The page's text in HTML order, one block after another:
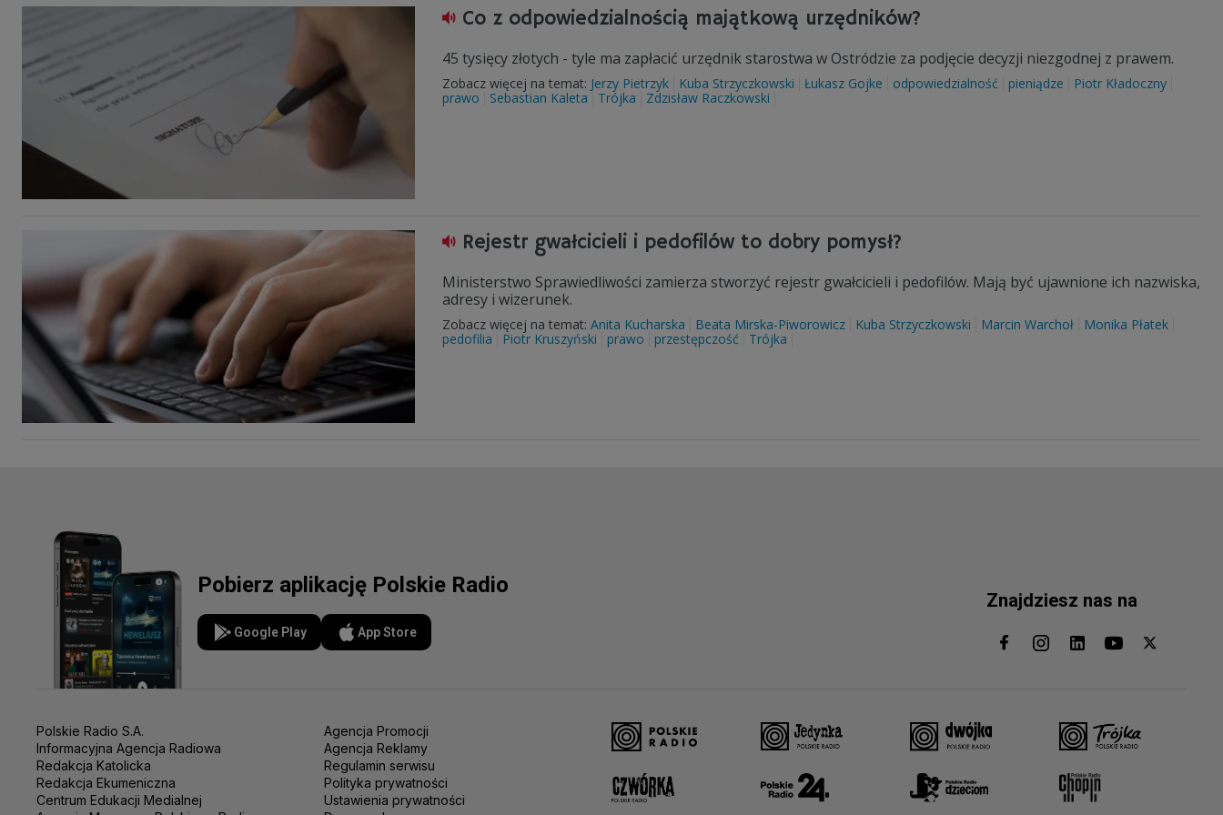
Co z odpowiedzialnością majątkową urzędników?
45 tysięcy złotych - tyle ma zapłacić urzędnik starostwa w Ostródzie za podjęcie decyzji niezgodnej z prawem.
Zobacz więcej na temat: Jerzy Pietrzyk Kuba Strzyczkowski Łukasz Gojke odpowiedzialność pieniądze
Piotr Kładoczny
prawo
Sebastian Kaleta Trójka Zdzisław Raczkowski
Rejestr gwałcicieli i pedofilów to dobry pomysł?
Ministerstwo Sprawiedliwości zamierza stworzyć rejestr gwałcicieli i pedofilów. Mają być ujawnione ich nazwiska,
adresy i wizerunek.
Zobacz więcej na temat: Anita Kucharska Beata Mirska-Piworowicz Kuba Strzyczkowski Marcin Warchoł
Monika Płatek
pedofilia
Piotr Kruszyński prawo przestępczość Trójka
Pobierz aplikację Polskie Radio
Google Play App Store
Znajdziesz nas na
Polskie Radio S.A.
Informacyjna Agencja Radiowa
Redakcja Katolicka
Redakcja Ekumeniczna
Centrum Edukacji Medialnej
Agencja Promocji
Agencja Reklamy
Regulamin serwisu
Polityka prywatności
Ustawienia prywatności